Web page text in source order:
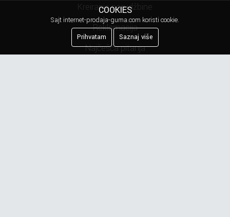
Kreiranje porudžbine
Reklamacija
Najčešća pitanja
COOKIES
Sajt internet-prodaja-guma.com koristi cookie.
Prihvatam
Saznaj više